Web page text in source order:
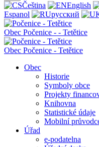
Čeština English
Espanol
русский
Obec Počenice - - Tetětice
Obec Počenice - Tetětice
Obec
Historie
Symboly obce
Projekty
Knihovna
Statistické údaje
Mobilní
Úřad
e-podatelna